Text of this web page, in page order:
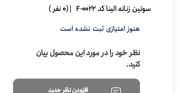
سوتین زنانه الینا کد F-0022 | (0 نفر )
هنوز امتیازی ثبت نشده است
نظر خود را در مورد این محصول بیان
کنید.
افزودن نظر جدید